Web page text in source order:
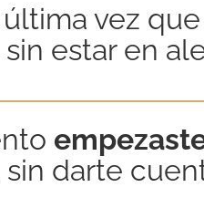
vez que
sin estar en
sin darte